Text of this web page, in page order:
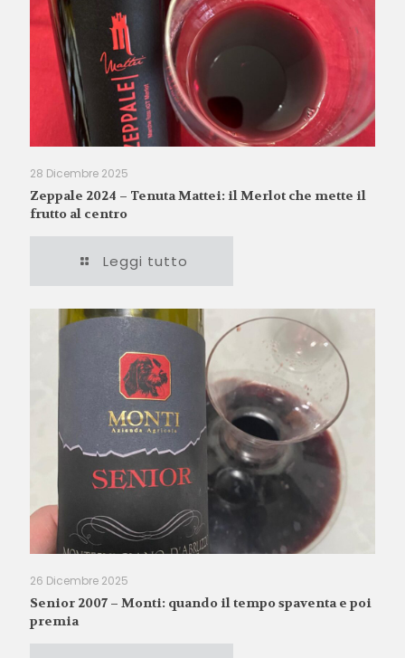
28 Dicembre 2025
Zeppale 2024 – Tenuta Mattei: il Merlot che mette il
frutto al centro
Leggi tutto
26 Dicembre 2025
Senior 2007 – Monti: quando il tempo spaventa e poi
premia